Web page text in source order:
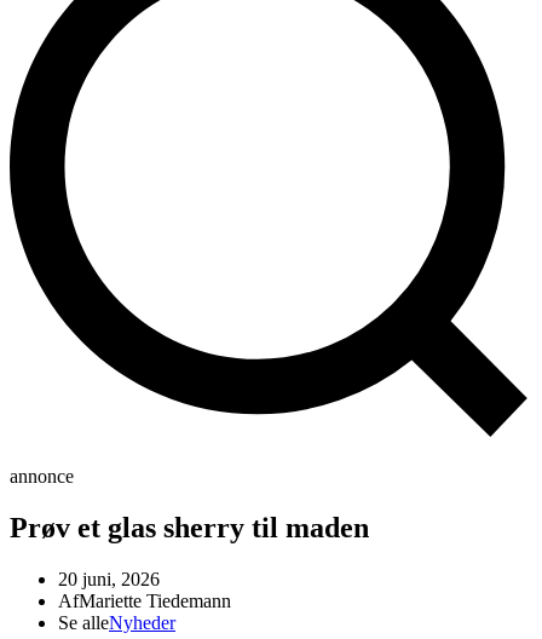
annonce
Prøv et glas sherry til maden
20 juni, 2026
AfMariette Tiedemann
Se alleNyheder